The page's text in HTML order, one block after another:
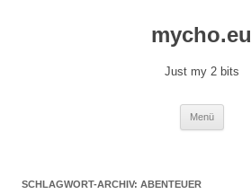
mycho.eu
Just my 2 bits
Menü
SCHLAGWORT-ARCHIV: ABENTEUER